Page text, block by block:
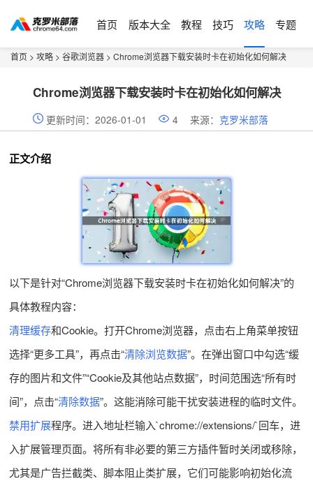
首页 版本大全 教程 技巧 攻略 专题
首页 > 攻略 > 谷歌浏览器 > Chrome浏览器下载安装时卡在初始化如何解决
Chrome浏览器下载安装时卡在初始化如何解决
更新时间：2026-01-01 4 来源： 克罗米部落
正文介绍
以下是针对“Chrome浏览器下载安装时卡在初始化如何解决”的
具体教程内容：
清理缓存和Cookie。打开Chrome浏览器，点击右上角菜单按钮
选择“更多工具”，再点击“清除浏览数据”。在弹出窗口中勾选“缓
存的图片和文件”“Cookie及其他站点数据”，时间范围选“所有时
间”，点击“清除数据”。这能消除可能干扰安装进程的临时文件。
禁用扩展程序。进入地址栏输入`chrome://extensions/`回车，进
入扩展管理页面。将所有非必要的第三方插件暂时关闭或移除，
尤其是广告拦截类、脚本阻止类扩展，它们可能影响初始化流